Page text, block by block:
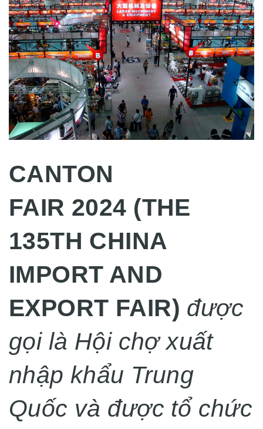
CANTON
FAIR 2024 (THE
135TH CHINA
IMPORT AND
EXPORT FAIR) được
gọi là Hội chợ xuất
nhập khẩu Trung
Quốc và được tổ chức